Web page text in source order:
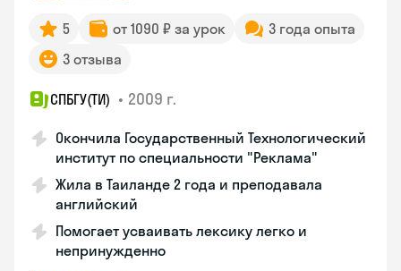
5 от 1090 ₽ за урок
3 года опыта
3 отзыва
СПБГУ(ТИ) • 2009 г.
Окончила Государственный Технологический
институт по специальности "Реклама"
Жила в Таиланде 2 года и преподавала
английский
Помогает усваивать лексику легко и
непринужденно